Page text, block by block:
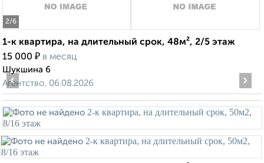
2/6
1-к квартира, на длительный срок, 48м², 2/5 этаж
15 000 ₽ в месяц
Шукшина 6
Агентство, 06.08.2026
‹ ›